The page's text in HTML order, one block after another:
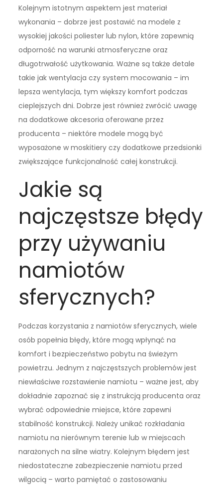
Kolejnym istotnym aspektem jest materiał
wykonania – dobrze jest postawić na modele z
wysokiej jakości poliester lub nylon, które zapewnią
odporność na warunki atmosferyczne oraz
długotrwałość użytkowania. Ważne są także detale
takie jak wentylacja czy system mocowania – im
lepsza wentylacja, tym większy komfort podczas
cieplejszych dni. Dobrze jest również zwrócić uwagę
na dodatkowe akcesoria oferowane przez
producenta – niektóre modele mogą być
wyposażone w moskitiery czy dodatkowe przedsionki
zwiększające funkcjonalność całej konstrukcji.
Jakie są
najczęstsze błędy
przy używaniu
namiotów
sferycznych?
Podczas korzystania z namiotów sferycznych, wiele
osób popełnia błędy, które mogą wpłynąć na
komfort i bezpieczeństwo pobytu na świeżym
powietrzu. Jednym z najczęstszych problemów jest
niewłaściwe rozstawienie namiotu – ważne jest, aby
dokładnie zapoznać się z instrukcją producenta oraz
wybrać odpowiednie miejsce, które zapewni
stabilność konstrukcji. Należy unikać rozkładania
namiotu na nierównym terenie lub w miejscach
narażonych na silne wiatry. Kolejnym błędem jest
niedostateczne zabezpieczenie namiotu przed
wilgocią – warto pamiętać o zastosowaniu